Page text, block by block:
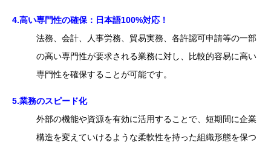
4.高い専門性の確保：日本語100%対応！
法務、会計、人事労務、貿易実務、各許認可申請等の一部
の高い専門性が要求される業務に対し、比較的容易に高い
専門性を確保することが可能です。
5.業務のスピード化
外部の機能や資源を有効に活用することで、短期間に企業
構造を変えていけるような柔軟性を持った組織形態を保つ